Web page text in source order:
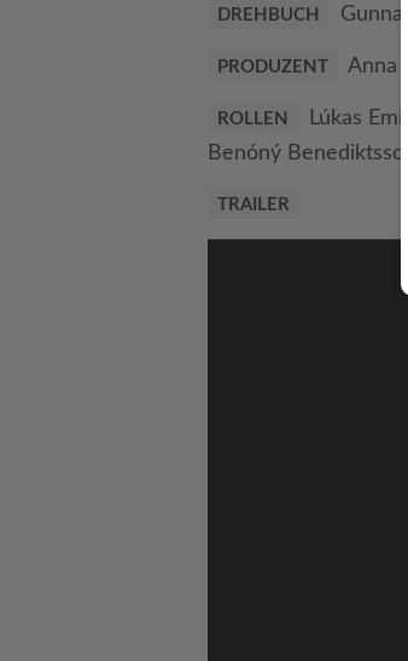
DREHBUCH
PRODUZENT Anna
ROLLEN
Lúkas
Benóný
TRAILER